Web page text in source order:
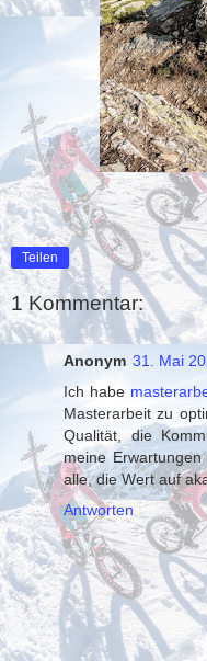
Teilen
1 Kommentar:
Anonym 31. Mai
Ich habe
Masterarbeit zu
Qualität, die
meine
alle, die Wert auf
Antworten